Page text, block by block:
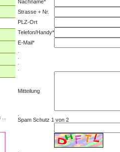
Nachname*
Strasse + Nr.
PLZ-Ort
Telefon/Handy*
E-Mail*
Mitteilung
Spam Schutz 1 von 2